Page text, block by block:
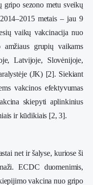
sezono metu sveikų
metais – jau 9
vaikų vakcinacija nuo
amžiaus grupių vaikams
Latvijoje, Slovėnijoje,
(JK) [2]. Siekiant
vakcinos efektyvumas
skiepyti aplinkinius
ir kūdikiais [2, 3].
net ir šalyse, kuriose ši
ECDC duomenimis,
vakcina nuo gripo